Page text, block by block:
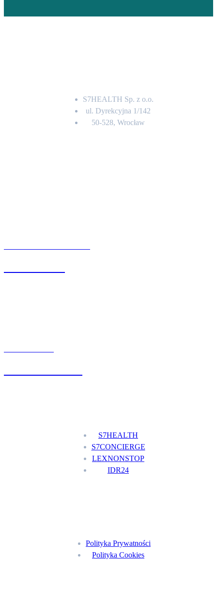
S7HEALTH Sp. z o.o.
ul. Dyrekcyjna 1/142
50-528, Wrocław
S7HEALTH
S7CONCIERGE
LEXNONSTOP
IDR24
Polityka Prywatności
Polityka Cookies